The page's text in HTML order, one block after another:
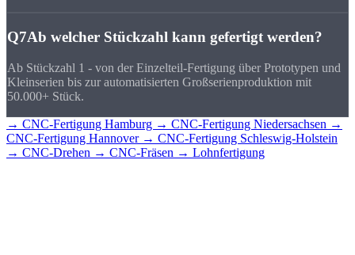
Q7Ab welcher Stückzahl kann gefertigt werden?
Ab Stückzahl 1 - von der Einzelteil-Fertigung über Prototypen und
Kleinserien bis zur automatisierten Großserienproduktion mit
50.000+ Stück.
→ CNC-Fertigung Hamburg → CNC-Fertigung Niedersachsen →
CNC-Fertigung Hannover → CNC-Fertigung Schleswig-Holstein
→ CNC-Drehen → CNC-Fräsen → Lohnfertigung